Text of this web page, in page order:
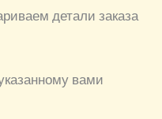
детали заказа
вами